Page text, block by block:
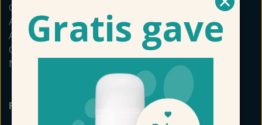
GEHWOL
Allpresan
Akileine
Camillen
Naturkosmetik
FØLG FODMAGASINET
Gratis gave